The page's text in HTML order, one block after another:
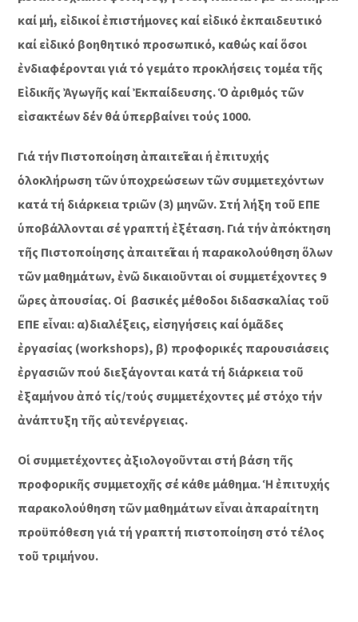
καί μή, εἰδικοί ἐπιστήμονες καί εἰδικό ἐκπαιδευτικό
καί εἰδικό βοηθητικό προσωπικό, καθώς καί ὅσοι
ἐνδιαφέρονται γιά τό γεμάτο προκλήσεις τομέα τῆς
Εἰδικῆς Ἀγωγῆς καί Ἐκπαίδευσης. Ὁ ἀριθμός τῶν
εἰσακτέων δέν θά ὑπερβαίνει τούς 1000.
Γιά τήν Πιστοποίηση ἀπαιτεῖται ἡ ἐπιτυχής
ὁλοκλήρωση τῶν ὑποχρεώσεων τῶν συμμετεχόντων
κατά τή διάρκεια τριῶν (3) μηνῶν. Στή λήξη τοῦ ΕΠΕ
ὑποβάλλονται σέ γραπτή ἐξέταση. Γιά τήν ἀπόκτηση
τῆς Πιστοποίησης ἀπαιτεῖται ἡ παρακολούθηση ὅλων
τῶν μαθημάτων, ἐνῶ δικαιοῦνται οἱ συμμετέχοντες 9
ὥρες ἀπουσίας. Οἱ βασικές μέθοδοι διδασκαλίας τοῦ
ΕΠΕ εἶναι: α)διαλέξεις, εἰσηγήσεις καί ὁμᾶδες
ἐργασίας (workshops), β) προφορικές παρουσιάσεις
ἐργασιῶν πού διεξάγονται κατά τή διάρκεια τοῦ
ἐξαμήνου ἀπό τίς/τούς συμμετέχοντες μέ στόχο τήν
ἀνάπτυξη τῆς αὐτενέργειας.
Οἱ συμμετέχοντες ἀξιολογοῦνται στή βάση τῆς
προφορικῆς συμμετοχῆς σέ κάθε μάθημα. Ἡ ἐπιτυχής
παρακολούθηση τῶν μαθημάτων εἶναι ἀπαραίτητη
προϋπόθεση γιά τή γραπτή πιστοποίηση στό τέλος
τοῦ τριμήνου.